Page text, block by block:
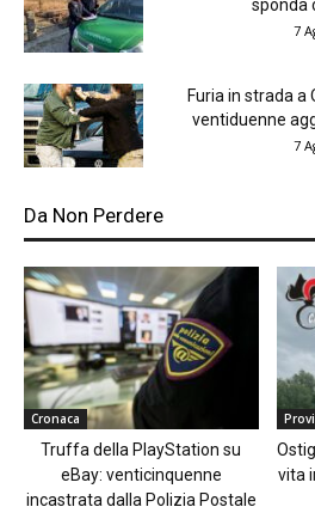
sponda
7
Furia in strada
ventiduenne
7
Da Non Perdere
Cronaca
Truffa della PlayStation su
eBay: venticinquenne
incastrata dalla Polizia Postale
vita